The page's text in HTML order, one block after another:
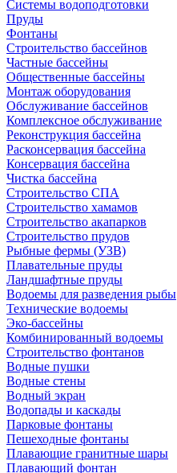
Системы водоподготовки
Пруды
Фонтаны
Строительство бассейнов
Частные бассейны
Общественные бассейны
Монтаж оборудования
Обслуживание бассейнов
Комплексное обслуживание
Реконструкция бассейна
Расконсервация бассейна
Консервация бассейна
Чистка бассейна
Строительство СПА
Строительство хамамов
Строительство акапарков
Строительство прудов
Рыбные фермы (УЗВ)
Плавательные пруды
Ландшафтные пруды
Водоемы для разведения рыбы
Технические водоемы
Эко-бассейны
Комбинированный водоемы
Строительство фонтанов
Водные пушки
Водные стены
Водный экран
Водопады и каскады
Парковые фонтаны
Пешеходные фонтаны
Плавающие гранитные шары
Плавающий фонтан